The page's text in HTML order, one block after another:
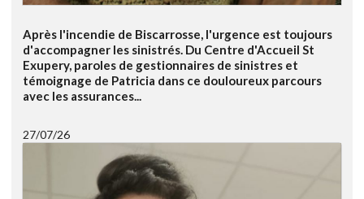
Après l'incendie de Biscarrosse, l'urgence est toujours
d'accompagner les sinistrés. Du Centre d'Accueil St
Exupery, paroles de gestionnaires de sinistres et
témoignage de Patricia dans ce douloureux parcours
avec les assurances...
27/07/26